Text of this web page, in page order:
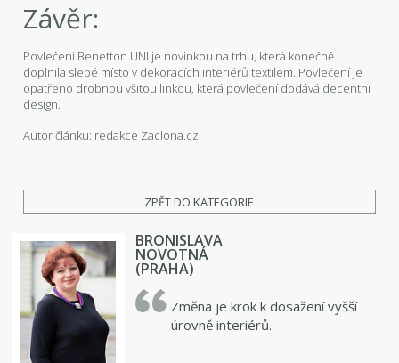
Závěr:
Povlečení Benetton UNI je novinkou na trhu, která konečně
doplnila slepé místo v dekoracích interiérů textilem. Povlečení je
opatřeno drobnou všitou linkou, která povlečení dodává decentní
design.
Autor článku: redakce Zaclona.cz
ZPĚT DO KATEGORIE
BRONISLAVA
NOVOTNÁ
(PRAHA)
Změna je krok k dosažení vyšší
úrovně interiérů.